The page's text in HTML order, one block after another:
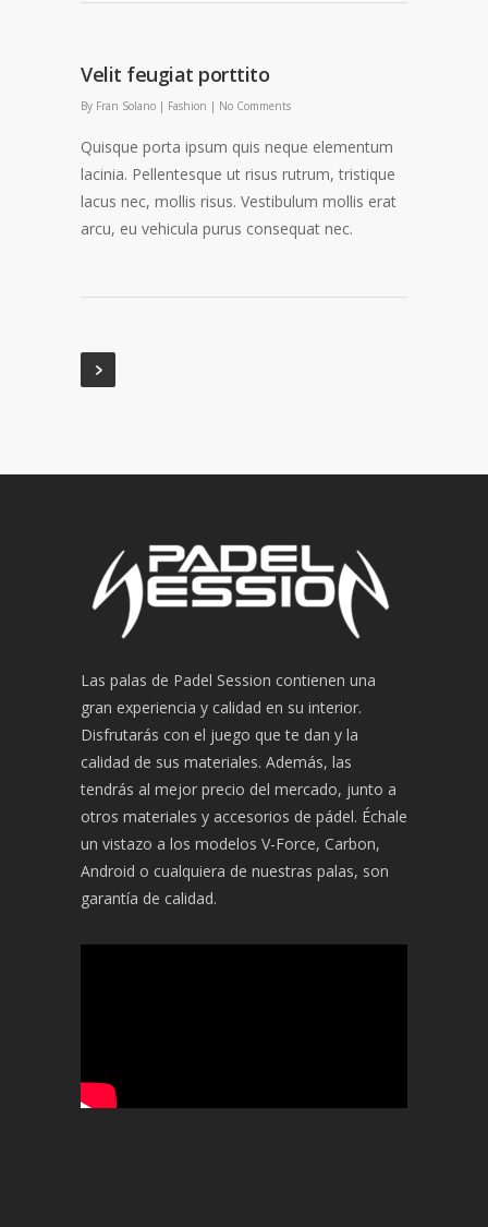
Velit feugiat porttito
By Fran Solano | Fashion | No Comments
Quisque porta ipsum quis neque elementum
lacinia. Pellentesque ut risus rutrum, tristique
lacus nec, mollis risus. Vestibulum mollis erat
arcu, eu vehicula purus consequat nec.
Las palas de Padel Session contienen una
gran experiencia y calidad en su interior.
Disfrutarás con el juego que te dan y la
calidad de sus materiales. Además, las
tendrás al mejor precio del mercado, junto a
otros materiales y accesorios de pádel. Échale
un vistazo a los modelos V-Force, Carbon,
Android o cualquiera de nuestras palas, son
garantía de calidad.